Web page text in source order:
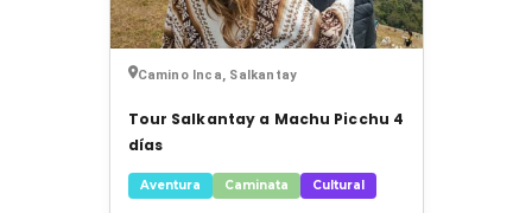
Camino Inca, Salkantay
Tour Salkantay a Machu Picchu 4
días
Aventura Caminata Cultural